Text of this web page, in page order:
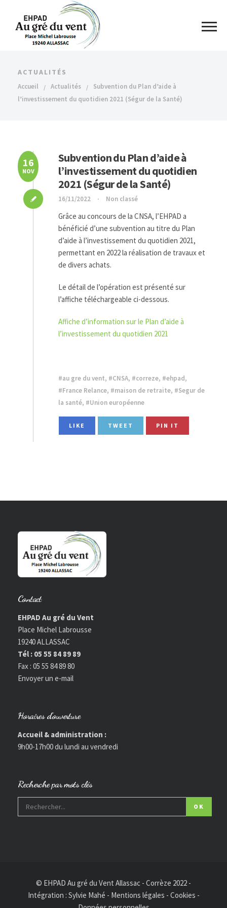
ACTUALITÉS
Accueil Actualités
Subvention du Plan d’aide à
l’investissement du quotidien 2021 (Ségur de la Santé)
16
NOV
Subvention du Plan d’aide à
l’investissement du quotidien
2021 (Ségur de la Santé)
16/11/2022 Non classé
Grâce au concours de la CNSA, l’EHPAD a
bénéficié d’une subvention au titre du Plan
d’aide à l’investissement du quotidien 2021,
permettant en 2022 la réalisation de travaux et
de divers achats.
Le détail de l’opération est présenté sur
l’affiche téléchargeable ci-dessous.
Affiche d’information sur le Plan d’aide à
l’investissement du quotidien 2021
au gre du vent, CNSA, correze, ehpad,
France Relance, maison de retraite,
Segur de
la santé, Union européenne
LIKE TWEET PIN IT
Contact
EHPAD Au gré du Vent
Place Michel Labrousse
19240 ALLASSAC
Tél : 05 55 84 89 89
Fax : 05 55 84 89 80
Envoyer un e-mail
Horaires d’ouverture
Accueil & administration :
9h00-17h00 du lundi au vendredi
Recherche par mots clés
OK
© EHPAD Au gré du Vent Allassac - Corrèze 2022 -
Intégration : Sylvie Mahé - Mentions légales - Cookies -